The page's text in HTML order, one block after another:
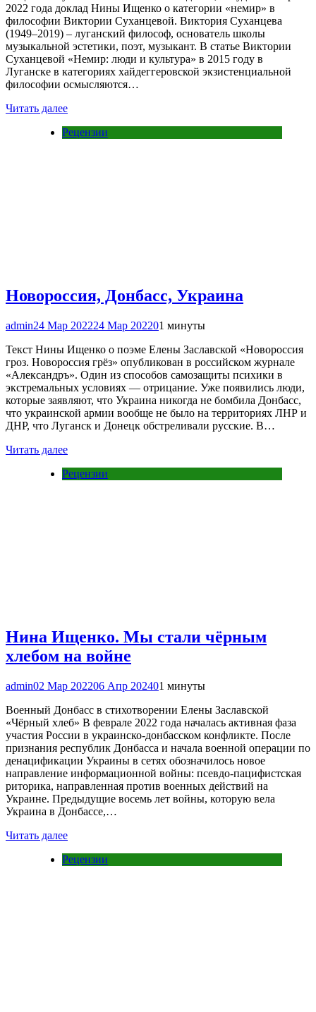
2022 года доклад Нины Ищенко о категории «немир» в
философии Виктории Суханцевой. Виктория Суханцева
(1949–2019) – луганский философ, основатель школы
музыкальной эстетики, поэт, музыкант. В статье Виктории
Суханцевой «Немир: люди и культура» в 2015 году в
Луганске в категориях хайдеггеровской экзистенциальной
философии осмысляются…
Читать далее
Рецензии
Новороссия, Донбасс, Украина
admin24 Мар 202224 Мар 202201 минуты
Текст Нины Ищенко о поэме Елены Заславской «Новороссия
гроз. Новороссия грёз» опубликован в российском журнале
«Александръ». Один из способов самозащиты психики в
экстремальных условиях — отрицание. Уже появились люди,
которые заявляют, что Украина никогда не бомбила Донбасс,
что украинской армии вообще не было на территориях ЛНР и
ДНР, что Луганск и Донецк обстреливали русские. В…
Читать далее
Рецензии
Нина Ищенко. Мы стали чёрным
хлебом на войне
admin02 Мар 202206 Апр 202401 минуты
Военный Донбасс в стихотворении Елены Заславской
«Чёрный хлеб» В феврале 2022 года началась активная фаза
участия России в украинско-донбасском конфликте. После
признания республик Донбасса и начала военной операции по
денацификации Украины в сетях обозначилось новое
направление информационной войны: псевдо-пацифистская
риторика, направленная против военных действий на
Украине. Предыдущие восемь лет войны, которую вела
Украина в Донбассе,…
Читать далее
Рецензии